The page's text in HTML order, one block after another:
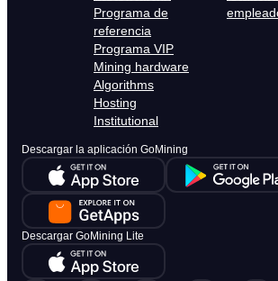
Programa de
referencia
Programa VIP
Mining hardware
Algorithms
Hosting
Institutional
Descargar la aplicación GoMining
Descargar GoMining Lite